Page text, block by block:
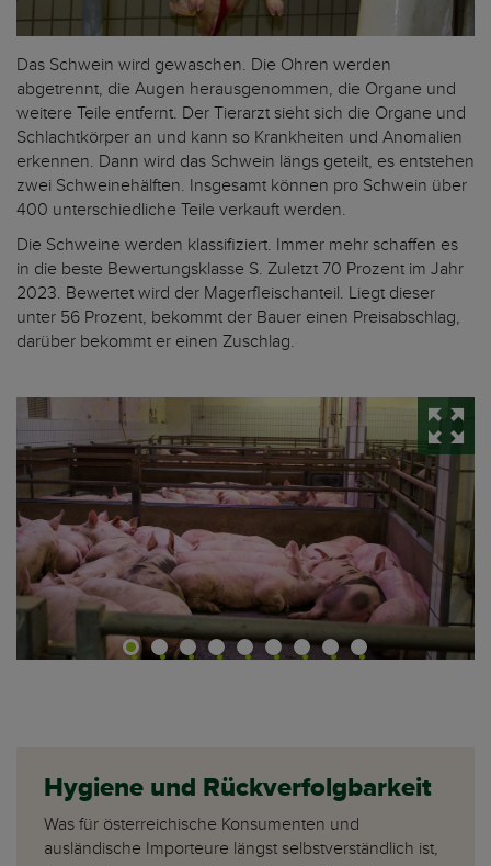
Das Schwein wird gewaschen. Die Ohren werden
abgetrennt, die Augen herausgenommen, die Organe und
weitere Teile entfernt. Der Tierarzt sieht sich die Organe und
Schlachtkörper an und kann so Krankheiten und Anomalien
erkennen. Dann wird das Schwein längs geteilt, es entstehen
zwei Schweinehälften. Insgesamt können pro Schwein über
400 unterschiedliche Teile verkauft werden.
Die Schweine werden klassifiziert. Immer mehr schaffen es
in die beste Bewertungsklasse S. Zuletzt 70 Prozent im Jahr
2023. Bewertet wird der Magerfleischanteil. Liegt dieser
unter 56 Prozent, bekommt der Bauer einen Preisabschlag,
darüber bekommt er einen Zuschlag.
Hygiene und Rückverfolgbarkeit
Was für österreichische Konsumenten und
ausländische Importeure längst selbstverständlich ist,